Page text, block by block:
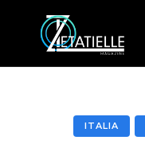
ITALIA